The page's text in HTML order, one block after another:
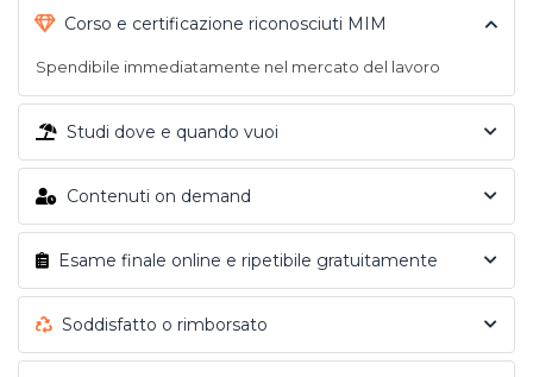
Corso e certificazione riconosciuti MIM
Spendibile immediatamente nel mercato del lavoro
Studi dove e quando vuoi
Contenuti on demand
Esame finale online e ripetibile gratuitamente
Soddisfatto o rimborsato